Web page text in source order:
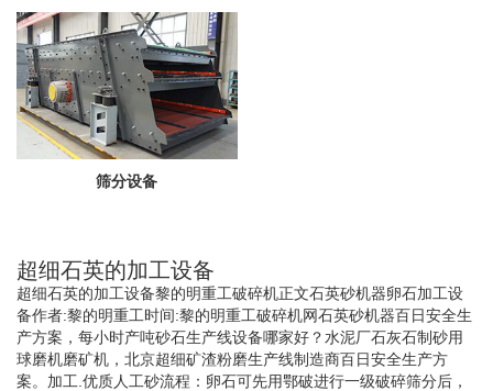
筛分设备
超细石英的加工设备
超细石英的加工设备黎的明重工破碎机正文石英砂机器卵石加工设
备作者:黎的明重工时间:黎的明重工破碎机网石英砂机器百日安全生
产方案，每小时产吨砂石生产线设备哪家好？水泥厂石灰石制砂用
球磨机磨矿机，北京超细矿渣粉磨生产线制造商百日安全生产方
案。加工.优质人工砂流程：卵石可先用鄂破进行一级破碎筛分后，